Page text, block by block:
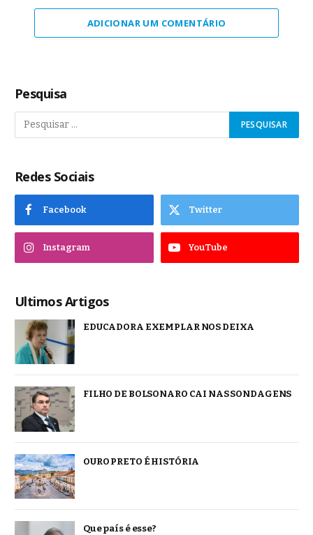
ADICIONAR UM COMENTÁRIO
Pesquisa
Redes Sociais
Facebook Twitter
Instagram YouTube
Ultimos Artigos
EDUCADORA EXEMPLAR NOS DEIXA
FILHO DE BOLSONARO CAI NAS SONDAGENS
OURO PRETO É HISTÓRIA
Que país é esse?